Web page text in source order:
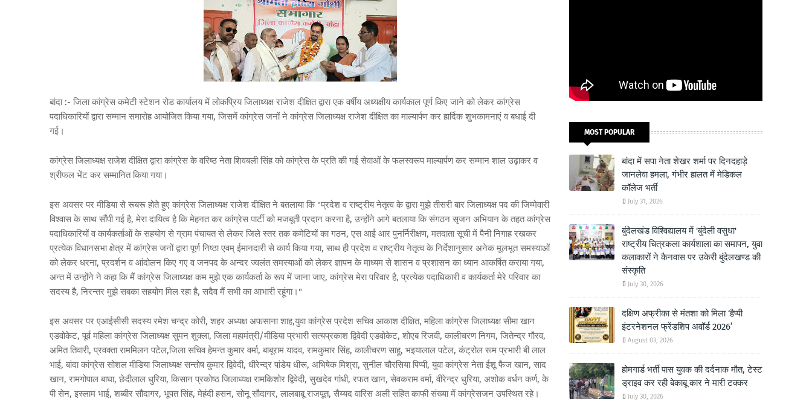
बांदा :- जिला कांग्रेस कमेटी स्टेशन रोड कार्यालय में लोकप्रिय जिलाध्यक्ष राजेश दीक्षित द्वारा एक वर्षीय अध्यक्षीय कार्यकाल पूर्ण किए जाने को लेकर कांग्रेस
पदाधिकारियों द्वारा सम्मान समारोह आयोजित किया गया, जिसमें कांग्रेस जनों ने कांग्रेस जिलाध्यक्ष राजेश दीक्षित का माल्यार्पण कर हार्दिक शुभकामनाएं व बधाई दी
गई।
कांग्रेस जिलाध्यक्ष राजेश दीक्षित द्वारा कांग्रेस के वरिष्ठ नेता शिवबली सिंह को कांग्रेस के प्रति की गई सेवाओं के फलस्वरूप माल्यार्पण कर सम्मान शाल उढ़ाकर व
श्रीफल भेंट कर सम्मानित किया गया।
इस अवसर पर मीडिया से रूबरू होते हुए कांग्रेस जिलाध्यक्ष राजेश दीक्षित ने बतलाया कि "प्रदेश व राष्ट्रीय नेतृत्व के द्वारा मुझे तीसरी बार जिलाध्यक्ष पद की जिम्मेवारी
विश्वास के साथ सौंपी गई है, मेरा दायित्व है कि मेहनत कर कांग्रेस पार्टी को मजबूती प्रदान करना है, उन्होंने आगे बतलाया कि संगठन सृजन अभियान के तहत कांग्रेस
पदाधिकारियों व कार्यकर्ताओं के सहयोग से ग्राम पंचायत से लेकर जिले स्तर तक कमेटियों का गठन, एस आई आर पुनर्निरीक्षण, मतदाता सूची में पैनी निगाह रखकर
प्रत्येक विधानसभा क्षेत्र में कांग्रेस जनों द्वारा पूर्ण निष्ठा एवम् ईमानदारी से कार्य किया गया, साथ ही प्रदेश व राष्ट्रीय नेतृत्व के निर्देशानुसार अनेक मूलभूत समस्याओं
को लेकर धरना, प्रदर्शन व आंदोलन किए गए व जनपद के अन्दर ज्वलंत समस्याओं को लेकर ज्ञापन के माध्यम से शासन व प्रशासन का ध्यान आकर्षित कराया गया,
अन्त में उन्होंने ने कहा कि मैं कांग्रेस जिलाध्यक्ष कम मुझे एक कार्यकर्ता के रूप में जाना जाए, कांग्रेस मेरा परिवार है, प्रत्येक पदाधिकारी व कार्यकर्ता मेरे परिवार का
सदस्य है, निरन्तर मुझे सबका सहयोग मिल रहा है, सदैव मैं सभी का आभारी रहूंगा।"
इस अवसर पर एआईसीसी सदस्य रमेश चन्द्र कोरी, शहर अध्यक्ष अफसाना शाह,युवा कांग्रेस प्रदेश सचिव आकाश दीक्षित, महिला कांग्रेस जिलाध्यक्ष सीमा खान
एडवोकेट, पूर्व महिला कांग्रेस जिलाध्यक्ष सुमन शुक्ला, जिला महामंत्री/मीडिया प्रभारी सत्यप्रकाश द्विवेदी एडवोकेट, शोएब रिजवी, कालीचरण निगम, जितेन्द्र गौरव,
अमित तिवारी, प्रवक्ता राममिलन पटेल,जिला सचिव हेमन्त कुमार वर्मा, बाबूराम यादव, रामकुमार सिंह, कालीचरण साहू, भइयालाल पटेल, कंट्रोल रूम प्रभारी बी लाल
भाई, बांदा कांग्रेस सोशल मीडिया जिलाध्यक्ष सन्तोष कुमार द्विवेदी, धीरेन्द्र पांडेय धीरू, अभिषेक मिश्रा, सुनील चौरसिया पिप्पी, युवा कांग्रेस नेता ईशू फैज खान, साद
खान, रामगोपाल बाघा, छेदीलाल धुरिया, किसान प्रकोष्ठ जिलाध्यक्ष रामकिशोर द्विवेदी, सुखदेव गांधी, रफत खान, सेवकराम वर्मा, वीरेन्द्र धुरिया, अशोक वर्धन कर्ण, के
पी सेन, इस्लाम भाई, शब्बीर सौदागर, भूपत सिंह, मेहंदी हसन, सोनू सौदागर, लालबाबू राजपूत, सैय्यद वारिस अली सहित काफी संख्या में कांग्रेसजन उपस्थित रहे।
MOST POPULAR
बांदा में सपा नेता शेखर शर्मा पर दिनदहाड़े
जानलेवा हमला, गंभीर हालत में मेडिकल
कॉलेज भर्ती
July 31, 2026
बुंदेलखंड विश्विद्यालय में 'बुंदेली वसुधा'
राष्ट्रीय चित्रकला कार्यशाला का समापन, युवा
कलाकारों ने कैनवास पर उकेरी बुंदेलखण्ड की
संस्कृति
July 30, 2026
दक्षिण अफ्रीका से मंतशा को मिला ‘हैप्पी
इंटरनेशनल फ्रेंडशिप अवॉर्ड 2026’
August 03, 2026
होमगार्ड भर्ती पास युवक की दर्दनाक मौत, टेस्ट
ड्राइव कर रही बेकाबू कार ने मारी टक्कर
July 30, 2026